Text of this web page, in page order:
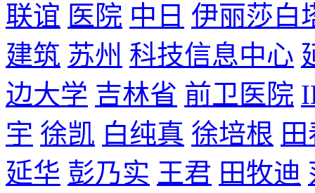
联谊 医院 中日 伊丽莎白
建筑 苏州 科技信息中心
边大学 吉林省 前卫医院
宇 徐凯 白纯真 徐培根
延华 彭乃实 王君 田牧迪